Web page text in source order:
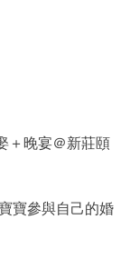
晚宴＠新莊頤
寶參與自己的婚